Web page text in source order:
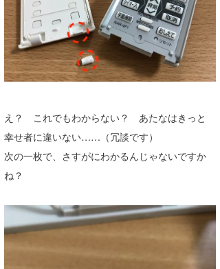
え？ これでもわからない？ あたなはきっと
幸せ者に違いない……（冗談です）
次の一枚で、さすがにわかるんじゃないですか
ね？
KY
MIN
mitz
S.K
waka☆=
YUKI☆